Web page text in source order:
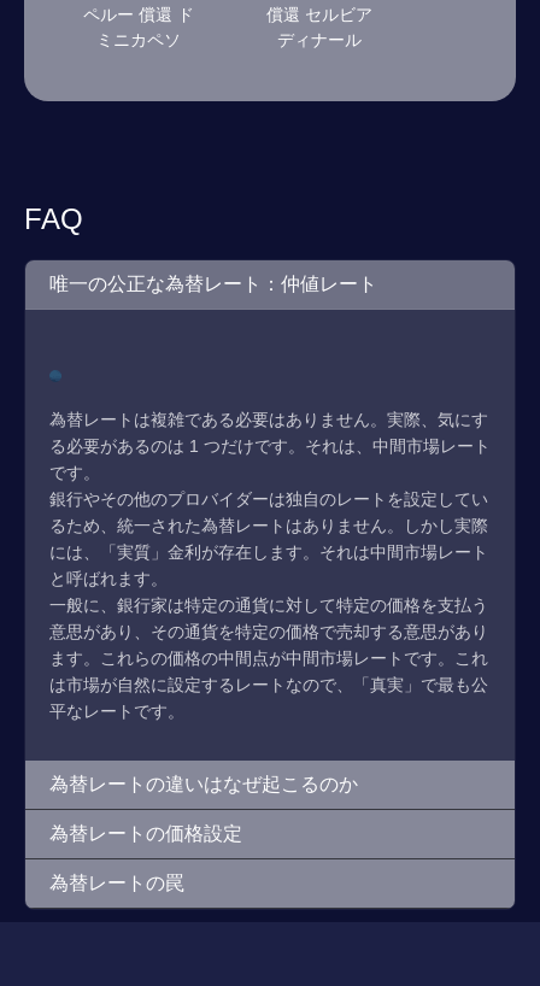
ペルー 償還 ド
ミニカペソ
償還 セルビア
ディナール
FAQ
唯一の公正な為替レート：仲値レート
為替レートは複雑である必要はありません。実際、気にす
る必要があるのは 1 つだけです。それは、中間市場レート
です。
銀行やその他のプロバイダーは独自のレートを設定してい
るため、統一された為替レートはありません。しかし実際
には、「実質」金利が存在します。それは中間市場レート
と呼ばれます。
一般に、銀行家は特定の通貨に対して特定の価格を支払う
意思があり、その通貨を特定の価格で売却する意思があり
ます。これらの価格の中間点が中間市場レートです。これ
は市場が自然に設定するレートなので、「真実」で最も公
平なレートです。
為替レートの違いはなぜ起こるのか
為替レートの価格設定
為替レートの罠